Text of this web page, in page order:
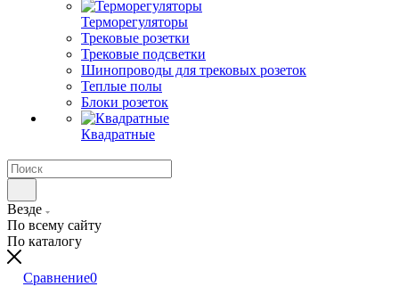
Терморегуляторы
Трековые розетки
Трековые подсветки
Шинопроводы для трековых розеток
Теплые полы
Блоки розеток
Квадратные
Везде
По всему сайту
По каталогу
Сравнение0